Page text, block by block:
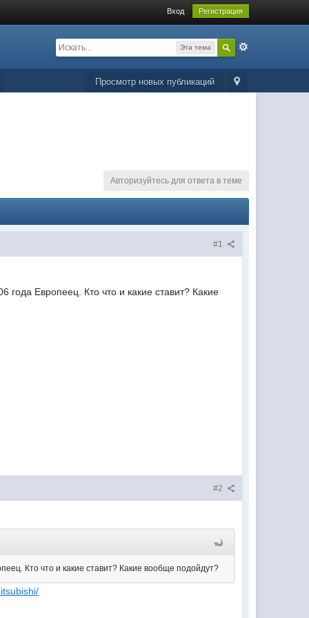
Вход Регистрация
Эта тема
Просмотр новых публикаций
Авторизуйтесь для ответа в теме
#1
года Европеец. Кто что и какие ставит? Какие
#2
Кто что и какие ставит? Какие вообще подойдут?